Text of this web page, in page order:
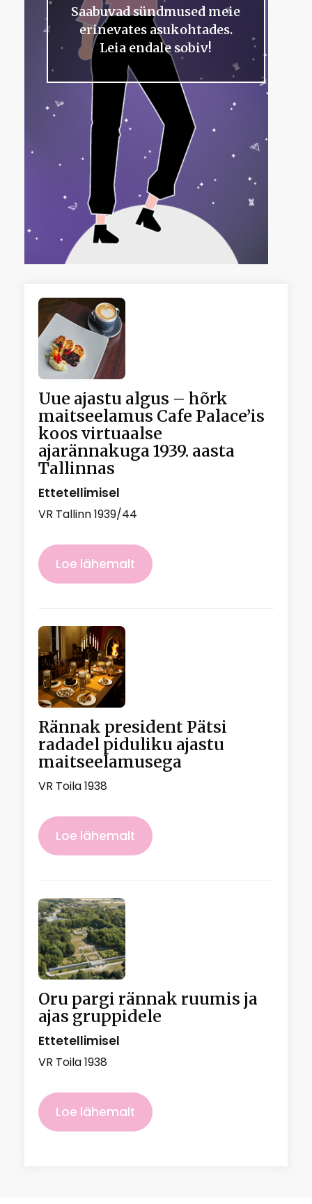
Saabuvad sündmused meie
erinevates asukohtades.
Leia endale sobiv!
Uue ajastu algus – hõrk
maitseelamus Cafe Palace’is
koos virtuaalse
ajarännakuga 1939. aasta
Tallinnas
Ettetellimisel
VR Tallinn 1939/44
Loe lähemalt
Rännak president Pätsi
radadel piduliku ajastu
maitseelamusega
VR Toila 1938
Loe lähemalt
Oru pargi rännak ruumis ja
ajas gruppidele
Ettetellimisel
VR Toila 1938
Loe lähemalt